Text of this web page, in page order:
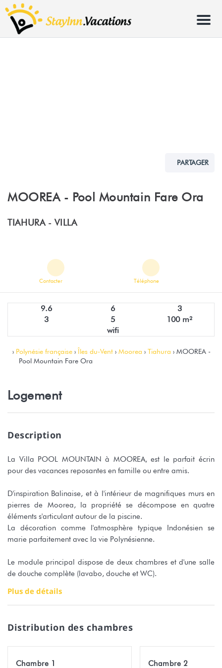
Menu
PARTAGER
MOOREA - Pool Mountain Fare Ora
TIAHURA -VILLA
Contacter Téléphone
9.6 6
3
3
5
100 m²
wifi
› Polynésie française › Îles du-Vent › Moorea › Tiahura › MOOREA -
Pool Mountain Fare Ora
Logement
Description
La Villa POOL MOUNTAIN à MOOREA, est le parfait écrin
pour des vacances reposantes en famille ou entre amis.
D'inspiration Balinaise, et à l'intérieur de magnifiques murs en
pierres de Moorea, la propriété se décompose en quatre
éléments s'articulant autour de la piscine.
La décoration comme l'atmosphère typique Indonésien se
marie parfaitement avec la vie Polynésienne.
Le module principal dispose de deux chambres et d'une salle
de douche complète (lavabo, douche et WC).
Le second module est une magnifique suite parentale
comprenant une grande chambre à coucher, un coin salon
machine à laver est à votre disposition.
Plus de détails
Distribution des chambres
Chambre 1
Chambre 2